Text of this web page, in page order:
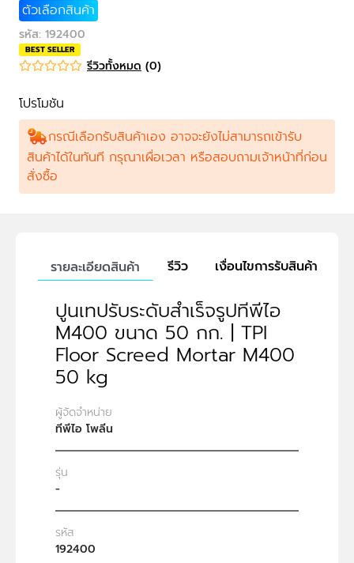
ตัวเลือกสินค้า
รหัส: 192400
BEST SELLER
รีวิวทั้งหมด (0)
โปรโมชัน
กรณีเลือกรับสินค้าเอง อาจจะยังไม่สามารถเข้ารับ
สินค้าได้ในทันที กรุณาเผื่อเวลา หรือสอบถามเจ้าหน้าที่ก่อน
สั่งซื้อ
รายละเอียดสินค้า รีวิว เงื่อนไขการรับสินค้า
ปูนเทปรับระดับสำเร็จรูปทีพีไอ
M400 ขนาด 50 กก. | TPI
Floor Screed Mortar M400
50 kg
ผู้จัดจำหน่าย
ทีพีไอ โพลีน
รุ่น
-
รหัส
192400